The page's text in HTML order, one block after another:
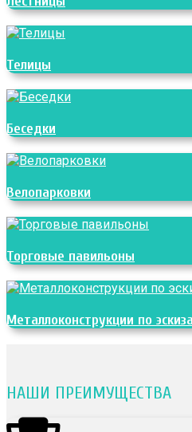
Телицы
Беседки
Велопарковки
Торговые павильоны
Металлоконструкции по
НАШИ ПРЕИМУЩЕСТВА